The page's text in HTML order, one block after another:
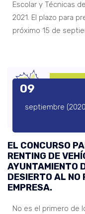
Escolar y Técnicas
2021. El plazo para
próximo 15 de
09
septiembre
EL CONCURSO
RENTING DE
AYUNTAMIENTO
DESIERTO AL NO
EMPRESA.
No es el primero de